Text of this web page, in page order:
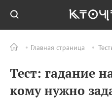
Главная страница
Тест: гадание
кому нужно